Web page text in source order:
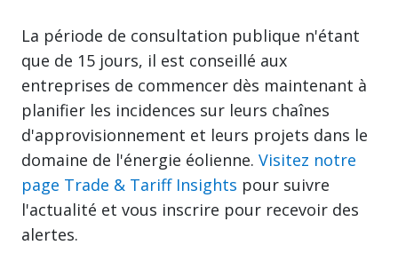
La période de consultation publique n'étant
que de 15 jours, il est conseillé aux
entreprises de commencer dès maintenant à
planifier les incidences sur leurs chaînes
d'approvisionnement et leurs projets dans le
domaine de l'énergie éolienne. Visitez notre
page Trade & Tariff Insights pour suivre
l'actualité et vous inscrire pour recevoir des
alertes.